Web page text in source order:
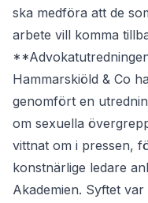
ska medföra att de
arbete vill komma
Hammarskiöld & Co
genomfört en
om sexuella
vittnat om i pressen,
konstnärlige ledare
Akademien. Syftet